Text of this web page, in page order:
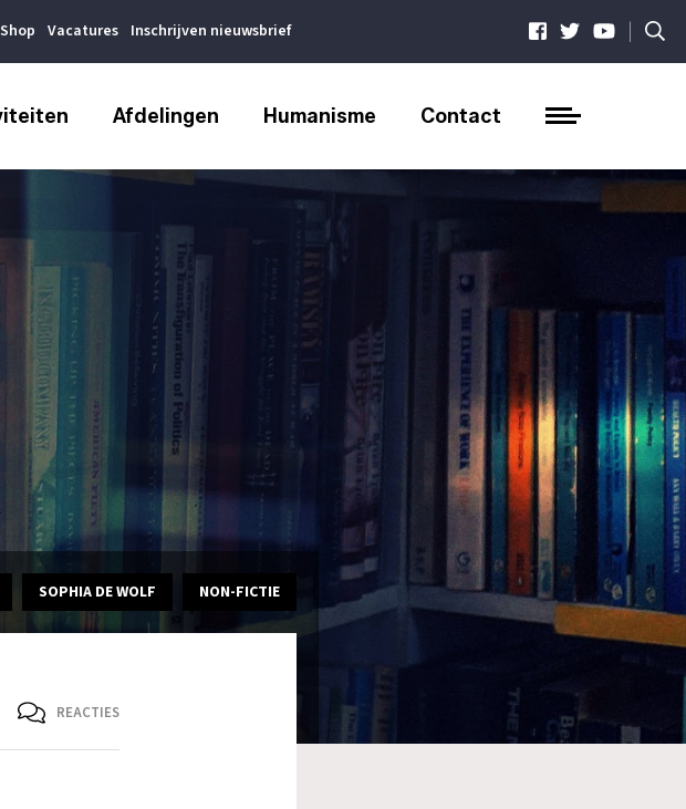
Shop Vacatures Inschrijven nieuwsbrief |
Afdelingen Humanisme Contact
SOPHIA DE WOLF NON-FICTIE
REACTIES